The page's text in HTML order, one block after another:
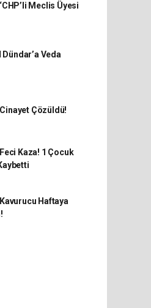
Meclis Üyesi
Dündar’a Veda
Cinayet Çözüldü!
Kaza! 1 Çocuk
Haftaya